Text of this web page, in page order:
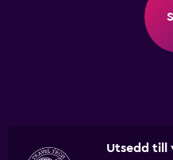
Utsedd till